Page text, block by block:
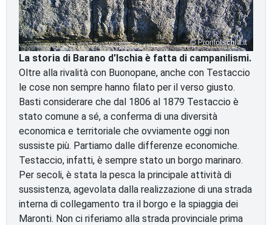
La storia di Barano d'Ischia è fatta di campanilismi.
Oltre alla rivalità con Buonopane, anche con Testaccio
le cose non sempre hanno filato per il verso giusto.
Basti considerare che dal 1806 al 1879 Testaccio è
stato comune a sé, a conferma di una diversità
economica e territoriale che ovviamente oggi non
sussiste più. Partiamo dalle differenze economiche.
Testaccio, infatti, è sempre stato un borgo marinaro.
Per secoli, è stata la pesca la principale attività di
sussistenza, agevolata dalla realizzazione di una strada
interna di collegamento tra il borgo e la spiaggia dei
Maronti. Non ci riferiamo alla strada provinciale prima